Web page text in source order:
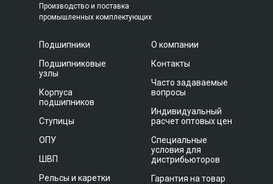
Производство и поставка
промышленных комплектующих
Подшипники
Подшипниковые
узлы
Корпуса
подшипников
Ступицы
ОПУ
ШВП
Рельсы и каретки
О компании
Контакты
Часто задаваемые
вопросы
Индивидуальный
расчет оптовых цен
Специальные
условия для
дистрибьюторов
Гарантия на товар